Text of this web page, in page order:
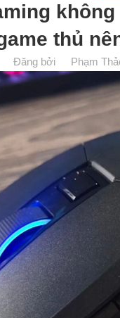
không
thủ
Đăng bởi Phạm